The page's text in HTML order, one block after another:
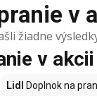
v
žiadne
v
Lidl Doplnok na